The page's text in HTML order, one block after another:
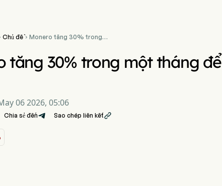
Chủ đề Monero tăng 30% trong
tăng 30% trong một tháng
06 2026, 05:06
Chia sẻ đến Sao chép liên kết